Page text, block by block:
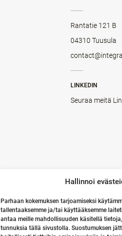
Hallinnoi
Parhaan kokemuksen tarjoamiseksi
tallentaaksemme ja/tai käyttääksemme
antaa meille mahdollisuuden käsitellä
tunnuksia tällä sivustolla. Suostumuksen
Rantatie 121 B
04310 Tuusula
LINKEDIN
Seuraa meitä